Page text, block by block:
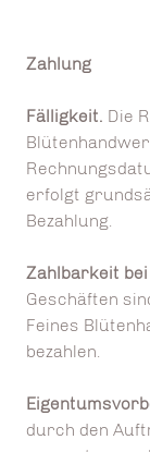
Zahlung
Fälligkeit. Die
erfolgt
Bezahlung.
Zahlbarkeit
Geschäften
Feines
bezahlen.
durch den